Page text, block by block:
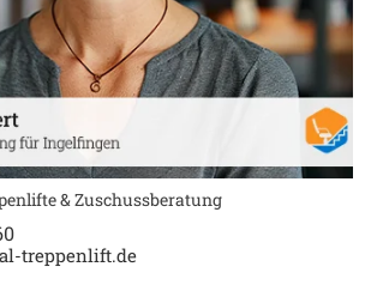
& Zuschussberatung
treppenlift.de